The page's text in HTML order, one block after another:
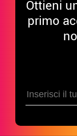
Ottieni
primo